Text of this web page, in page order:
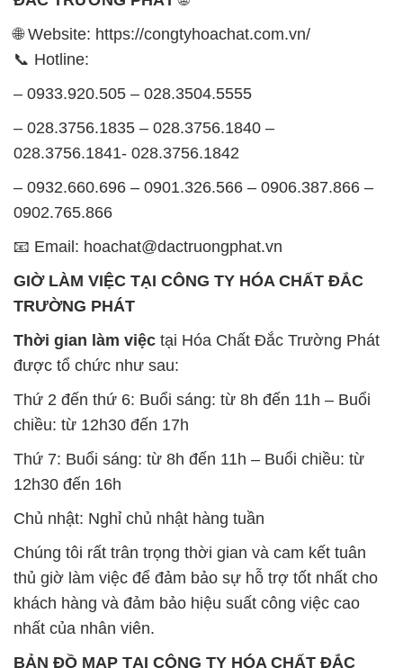
🌐 Website: https://congtyhoachat.com.vn/
📞 Hotline:
– 0933.920.505 – 028.3504.5555
– 028.3756.1835 – 028.3756.1840 –
028.3756.1841- 028.3756.1842
– 0932.660.696 – 0901.326.566 – 0906.387.866 –
0902.765.866
📧 Email: hoachat@dactruongphat.vn
GIỜ LÀM VIỆC TẠI CÔNG TY HÓA CHẤT ĐẮC
TRƯỜNG PHÁT
Thời gian làm việc tại Hóa Chất Đắc Trường Phát
được tổ chức như sau:
Thứ 2 đến thứ 6: Buổi sáng: từ 8h đến 11h – Buổi
chiều: từ 12h30 đến 17h
Thứ 7: Buổi sáng: từ 8h đến 11h – Buổi chiều: từ
12h30 đến 16h
Chủ nhật: Nghỉ chủ nhật hàng tuần
Chúng tôi rất trân trọng thời gian và cam kết tuân
thủ giờ làm việc để đảm bảo sự hỗ trợ tốt nhất cho
khách hàng và đảm bảo hiệu suất công việc cao
nhất của nhân viên.
BẢN ĐỒ MAP TẠI CÔNG TY HÓA CHẤT ĐẮC